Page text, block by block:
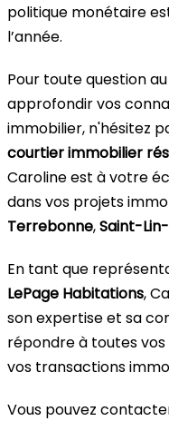
politique monétaire
l’année.
Pour toute question
approfondir vos
immobilier, n'hésitez
courtier immobilier
Caroline est à votre
dans vos projets
Terrebonne,Saint-
En tant que
LePage Habitations,
son expertise et sa
répondre à toutes
vos transactions
Vous pouvez